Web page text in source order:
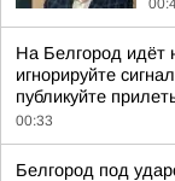
На Белгород
игнорируйте
публикуйте
00:33
Белгород под